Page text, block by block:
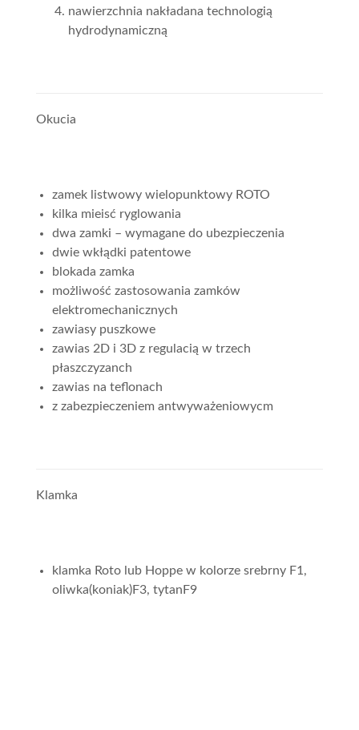
nawierzchnia nakładana technologią
hydrodynamiczną
Okucia
zamek listwowy wielopunktowy ROTO
kilka mieisć ryglowania
dwa zamki – wymagane do ubezpieczenia
dwie wkłądki patentowe
blokada zamka
możliwość zastosowania zamków
elektromechanicznych
zawiasy puszkowe
zawias 2D i 3D z regulacią w trzech
płaszczyzanch
zawias na teflonach
z zabezpieczeniem antwyważeniowycm
Klamka
klamka Roto lub Hoppe w kolorze srebrny F1,
oliwka(koniak)F3, tytanF9